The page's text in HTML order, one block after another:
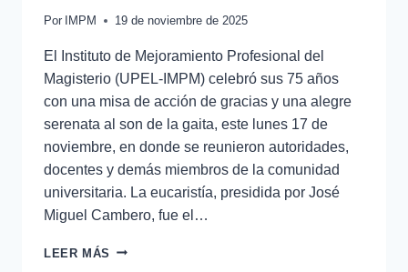
Por IMPM 19 de noviembre de 2025
El Instituto de Mejoramiento Profesional del
Magisterio (UPEL-IMPM) celebró sus 75 años
con una misa de acción de gracias y una alegre
serenata al son de la gaita, este lunes 17 de
noviembre, en donde se reunieron autoridades,
docentes y demás miembros de la comunidad
universitaria. La eucaristía, presidida por José
Miguel Cambero, fue el…
LEER MÁS